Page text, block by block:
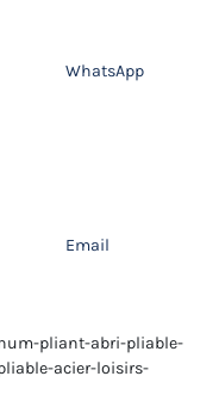
WhatsApp
Email
pliant-abri-pliable-
acier-loisirs-